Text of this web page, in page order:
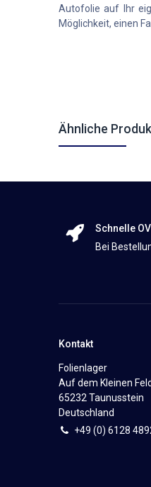
Autofolie auf Ihr
Möglichkeit, einen
Ähnliche
Schnelle
Bei
Kontakt
Folienlager
Auf dem Kleinen
65232 Taunusstein
Deutschland
+49 (0) 6128